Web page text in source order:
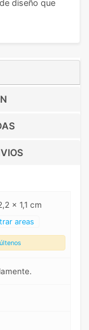
diseño que
x 1,1 cm
areas